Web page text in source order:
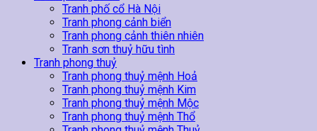
Tranh phố cổ Hà Nội
Tranh phong cảnh biển
Tranh phong cảnh thiên nhiên
Tranh sơn thuỷ hữu tình
Tranh phong thuỷ
Tranh phong thuỷ mệnh Hoả
Tranh phong thuỷ mệnh Kim
Tranh phong thuỷ mệnh Mộc
Tranh phong thuỷ mệnh Thổ